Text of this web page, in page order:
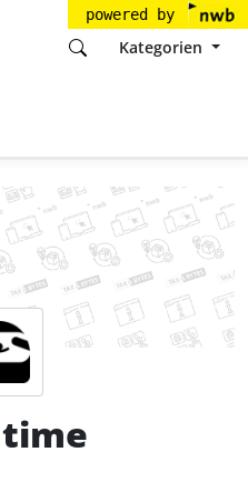
powered by
Kategorien